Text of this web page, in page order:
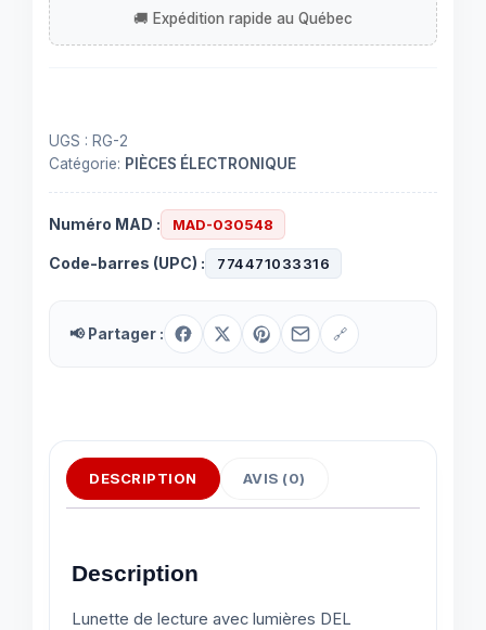
lumières
DEL
UGS : RG-2
Catégorie: PIÈCES ÉLECTRONIQUE
Numéro MAD : MAD-030548
Code-barres (UPC) : 774471033316
📢 Partager : 🔗
DESCRIPTION AVIS (0)
Description
Lunette de lecture avec lumières DEL